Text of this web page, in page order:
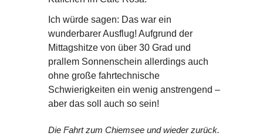
Ich würde sagen: Das war ein
wunderbarer Ausflug! Aufgrund der
Mittagshitze von über 30 Grad und
prallem Sonnenschein allerdings auch
ohne große fahrtechnische
Schwierigkeiten ein wenig anstrengend –
aber das soll auch so sein!
Die Fahrt zum Chiemsee und wieder zurück.